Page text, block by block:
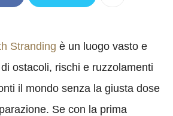
Stranding è un luogo vasto e
ostacoli, rischi e ruzzolamenti
il mondo senza la giusta dose
Se con la prima